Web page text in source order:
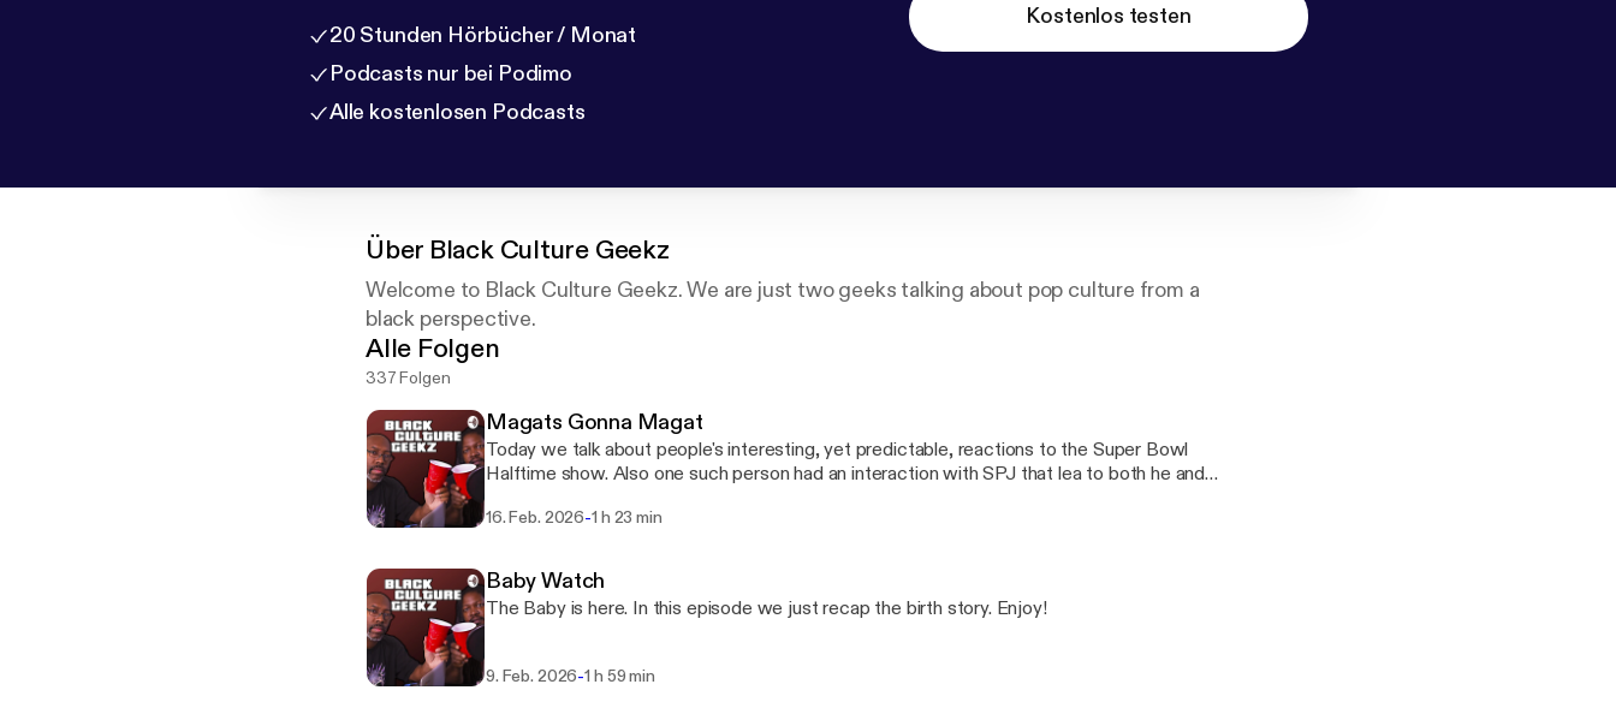
20 Stunden Hörbücher / Monat
Podcasts nur bei Podimo
Alle kostenlosen Podcasts
Kostenlos testen
Über Black Culture Geekz
Welcome to Black Culture Geekz. We are just two geeks talking about pop culture from a
black perspective.
Alle Folgen
337 Folgen
Magats Gonna Magat
Today we talk about people's interesting, yet predictable, reactions to the Super Bowl
Halftime show. Also one such person had an interaction with SPJ that lea to both he and
16. Feb. 2026-1 h 23 min
Baby Watch
The Baby is here. In this episode we just recap the birth story. Enjoy!
9. Feb. 2026-1 h 59 min